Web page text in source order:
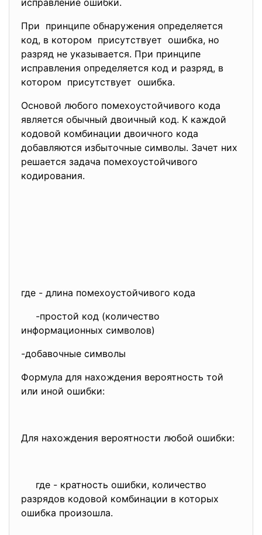
исправление ошибки.
При принципе обнаружения определяется
код, в котором присутствует ошибка, но
разряд не указывается. При принципе
исправления определяется код и разряд, в
котором присутствует ошибка.
Основой любого помехоустойчивого кода
является обычный двоичный код. К каждой
кодовой комбинации двоичного кода
добавляются избыточные символы. Зачет них
решается задача помехоустойчивого
кодирования.
где - длина помехоустойчивого кода
-простой код (количество
информационных символов)
-добавочные символы
Формула для нахождения вероятность той
или иной ошибки:
Для нахождения вероятности любой ошибки:
где - кратность ошибки, количество
разрядов кодовой комбинации в которых
ошибка произошла.